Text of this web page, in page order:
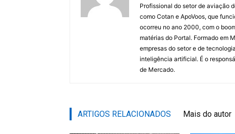
Profissional do setor de aviação
como Cotan e ApoVoos, que
ocorreu no ano 2000, com o
matérias do Portal. Formado em
empresas do setor e de
inteligência artificial. É o
de Mercado.
ARTIGOS RELACIONADOS Mais do autor